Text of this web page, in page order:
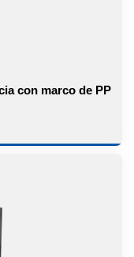
con marco de PP